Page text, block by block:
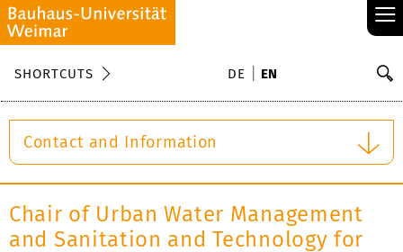
≡
SHORTCUTS DE EN
Contact and Information
Chair of Urban Water Management
and Sanitation and Technology for